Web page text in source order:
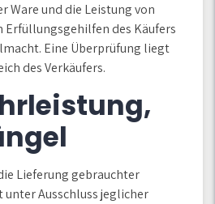
Ware und die Leistung von
des Käufers
Eine Überprüfung liegt
des Verkäufers.
Lieferung gebrauchter
Ausschluss jeglicher